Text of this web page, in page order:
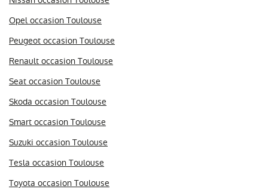
Opel occasion Toulouse
Peugeot occasion Toulouse
Renault occasion Toulouse
Seat occasion Toulouse
Skoda occasion Toulouse
Smart occasion Toulouse
Suzuki occasion Toulouse
Tesla occasion Toulouse
Toyota occasion Toulouse